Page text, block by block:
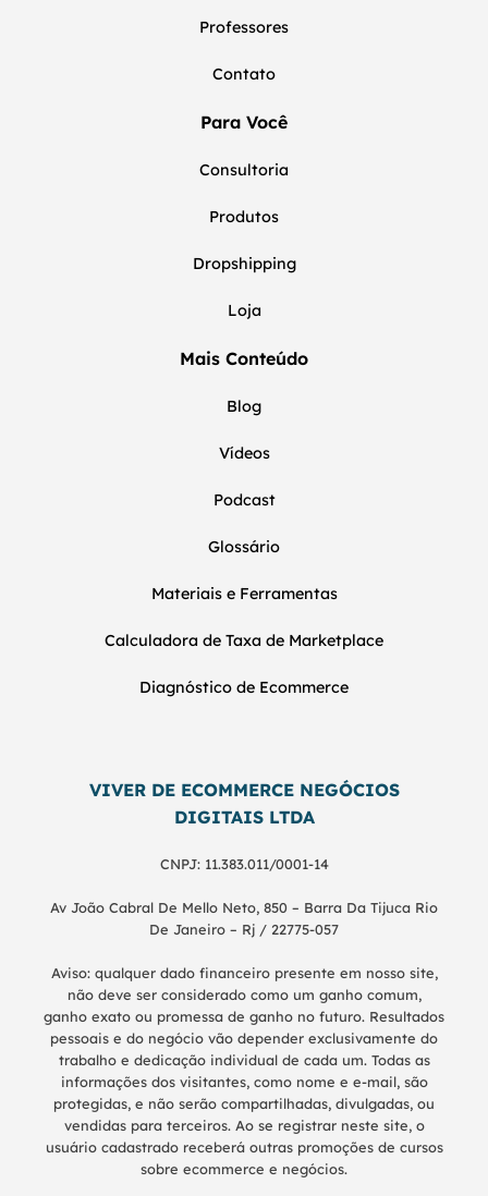
Professores
Contato
Para Você
Consultoria
Produtos
Dropshipping
Loja
Mais Conteúdo
Blog
Vídeos
Podcast
Glossário
Materiais e Ferramentas
Calculadora de Taxa de Marketplace
Diagnóstico de Ecommerce
VIVER DE ECOMMERCE NEGÓCIOS
DIGITAIS LTDA
CNPJ: 11.383.011/0001-14
Av João Cabral De Mello Neto, 850 – Barra Da Tijuca Rio
De Janeiro – Rj / 22775-057
Aviso: qualquer dado financeiro presente em nosso site,
não deve ser considerado como um ganho comum,
ganho exato ou promessa de ganho no futuro. Resultados
pessoais e do negócio vão depender exclusivamente do
trabalho e dedicação individual de cada um. Todas as
informações dos visitantes, como nome e e-mail, são
protegidas, e não serão compartilhadas, divulgadas, ou
vendidas para terceiros. Ao se registrar neste site, o
usuário cadastrado receberá outras promoções de cursos
sobre ecommerce e negócios.